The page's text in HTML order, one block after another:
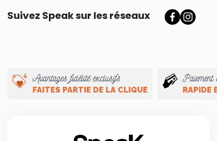
Suivez Speak sur les réseaux
Avantages fidélité exclusifs
FAITES PARTIE DE LA CLIQUE
Paiement
RAPIDE